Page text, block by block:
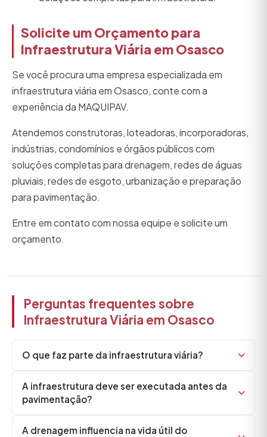
Solicite um Orçamento para
Infraestrutura Viária em Osasco
Se você procura uma empresa especializada em
infraestrutura viária em Osasco, conte com a
experiência da MAQUIPAV.
Atendemos construtoras, loteadoras, incorporadoras,
indústrias, condomínios e órgãos públicos com
soluções completas para drenagem, redes de águas
pluviais, redes de esgoto, urbanização e preparação
para pavimentação.
Entre em contato com nossa equipe e solicite um
orçamento.
Perguntas frequentes sobre
Infraestrutura Viária em Osasco
O que faz parte da infraestrutura viária?
A infraestrutura deve ser executada antes da
pavimentação?
A drenagem influencia na vida útil do